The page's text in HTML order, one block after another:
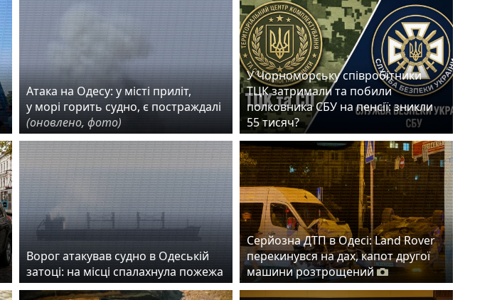
Атака на Одесу: у місті приліт,
у морі горить судно, є постраждалі
(оновлено, фото)
У Чорноморську співробітники
ТЦК затримали та побили
полковника СБУ на пенсії: зникли
55 тисяч?
Ворог атакував судно в Одеській
затоці: на місці спалахнула пожежа
Серйозна ДТП в Одесі: Land Rover
перекинувся на дах, капот другої
машини розтрощений